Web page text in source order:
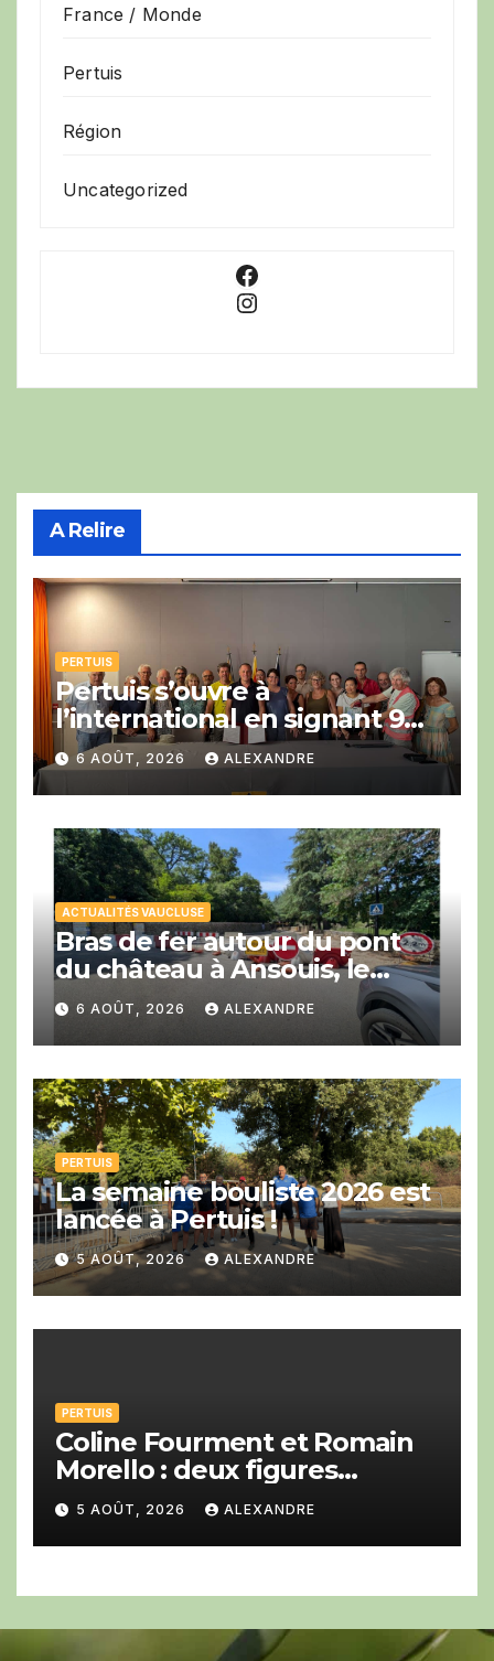
France / Monde
Pertuis
Région
Uncategorized
Facebook
Instagram
A Relire
PERTUIS
Pertuis s’ouvre à
l’international en signant 9
engagements en faveur du
développement du vélo avec
la COP Bike Ride.
6 AOÛT, 2026 ALEXANDRE
ACTUALITÉS VAUCLUSE
Bras de fer autour du pont
du château à Ansouis, le
Département prend l’affaire
en main
6 AOÛT, 2026 ALEXANDRE
PERTUIS
La semaine bouliste 2026 est
lancée à Pertuis !
5 AOÛT, 2026 ALEXANDRE
PERTUIS
Coline Fourment et Romain
Morello : deux figures
montantes du jazz au Big
Band festival de Pertuis.
5 AOÛT, 2026 ALEXANDRE